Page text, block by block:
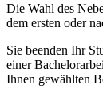
Die Wahl des
dem ersten oder
Sie beenden Ihr
einer
Ihnen gewählten